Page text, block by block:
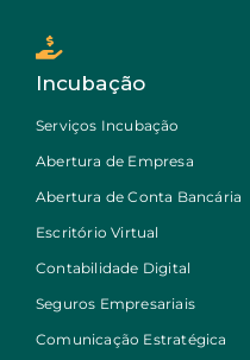
Incubação
Serviços Incubação
Abertura de Empresa
Abertura de Conta Bancária
Escritório Virtual
Contabilidade Digital
Seguros Empresariais
Comunicação Estratégica